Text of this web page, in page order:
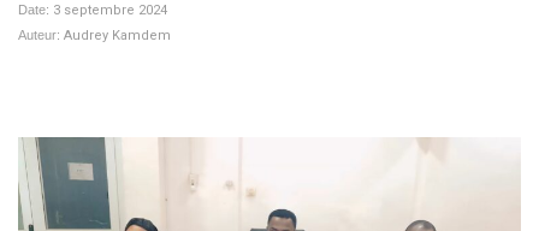
Date: 3 septembre 2024
Auteur: Audrey Kamdem